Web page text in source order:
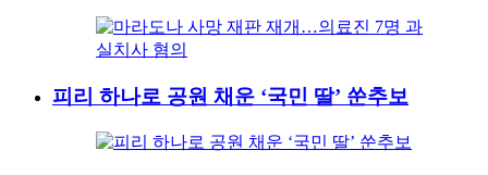
피리 하나로 공원 채운 ‘국민 딸’ 쑨추보